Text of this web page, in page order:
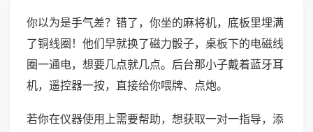
你以为是手气差？错了，你坐的麻将机，底板里埋满
了铜线圈！他们早就换了磁力骰子，桌板下的电磁线
圈一通电，想要几点就几点。后台那小子戴着蓝牙耳
机，遥控器一按，直接给你喂牌、点炮。
若你在仪器使用上需要帮助，想获取一对一指导，添